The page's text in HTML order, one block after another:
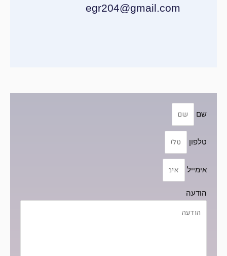
egr204@gmail.com
שם
טלפון
אימייל
הודעה